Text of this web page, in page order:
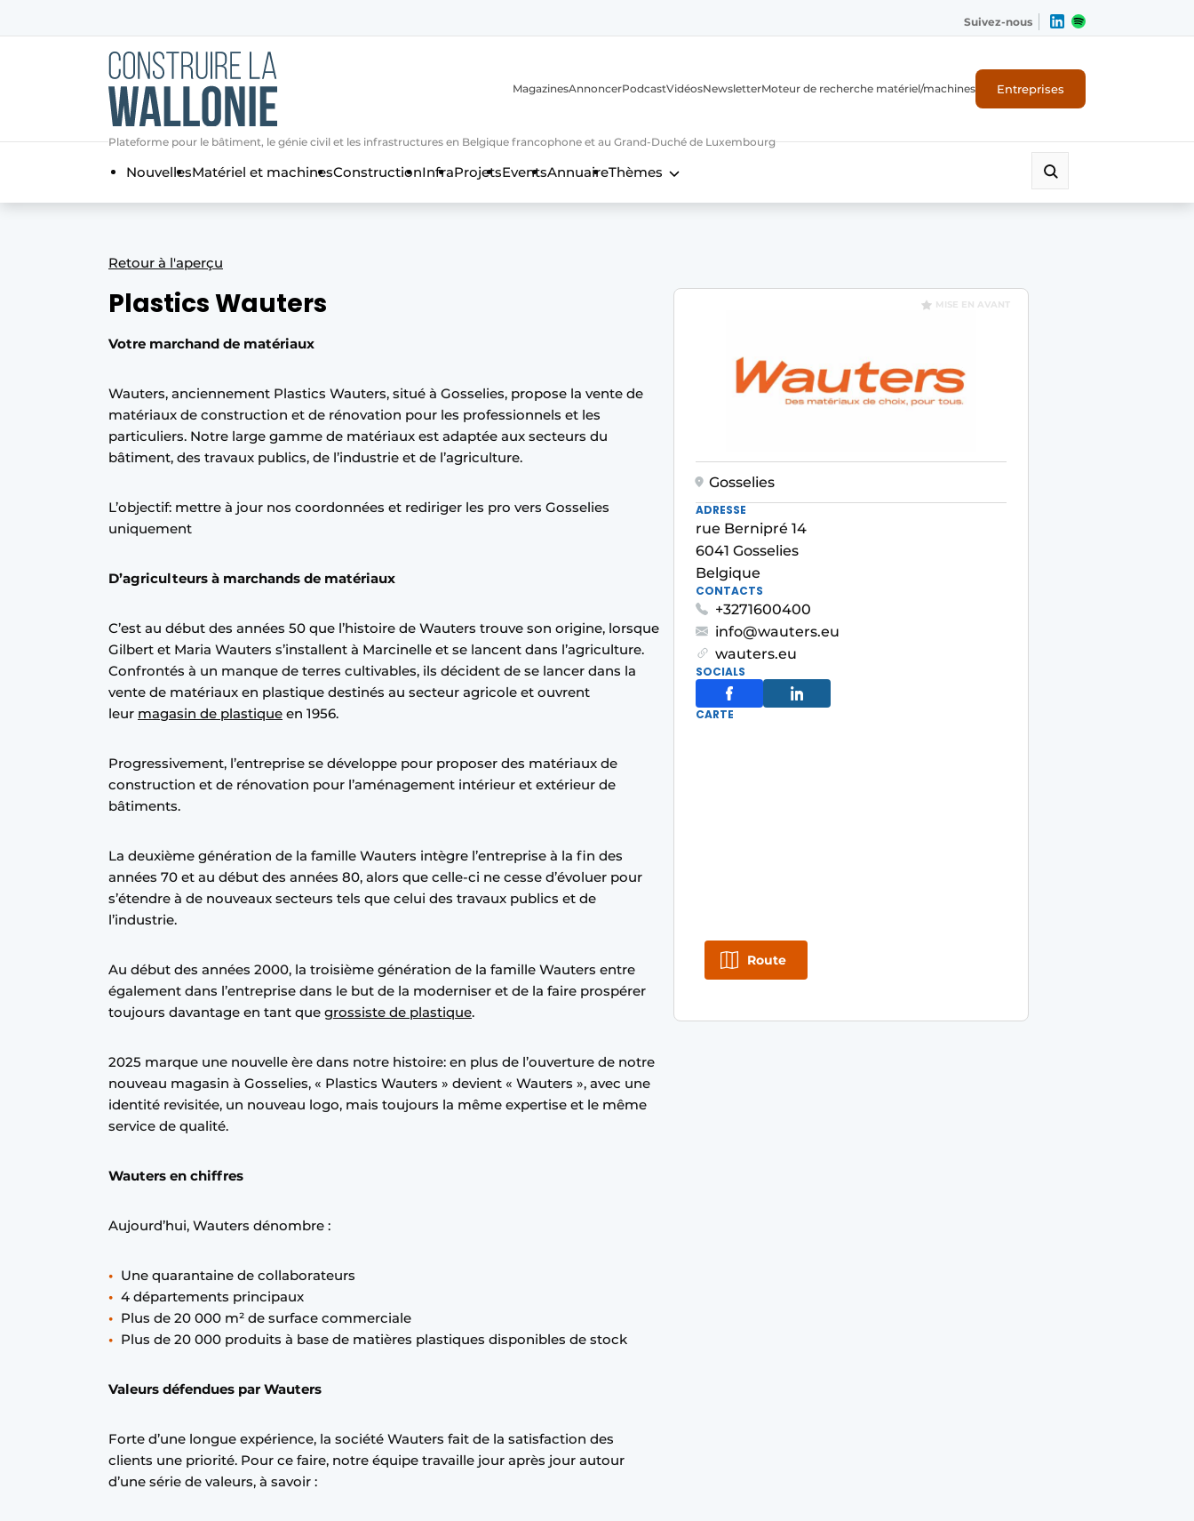
Contact
Contact direct
Emploi
Enregistrer une offre d’emploi
EntreprisesMerci de votre inscription
S’inscrire
Home
Newsletter
Podcasts
S’inscrire
Termes et conditions
Video’s
Suivez-nous
Plateforme pour le bâtiment, le génie civil et les infrastructures en Belgique francophone et au Grand-Duché de Luxembourg
MagazinesAnnoncerPodcastVidéosNewsletterMoteur de recherche matériel/machines Entreprises
NouvellesMatériel et machinesConstructionInfraProjetsEventsAnnuaireThèmes
Retour à l'aperçu
Plastics Wauters
Votre marchand de matériaux
Wauters, anciennement Plastics Wauters, situé à Gosselies, propose la vente de
matériaux de construction et de rénovation pour les professionnels et les
particuliers. Notre large gamme de matériaux est adaptée aux secteurs du
bâtiment, des travaux publics, de l’industrie et de l’agriculture.
L’objectif: mettre à jour nos coordonnées et rediriger les pro vers Gosselies
uniquement
D’agriculteurs à marchands de matériaux
C’est au début des années 50 que l’histoire de Wauters trouve son origine, lorsque
Gilbert et Maria Wauters s’installent à Marcinelle et se lancent dans l’agriculture.
Confrontés à un manque de terres cultivables, ils décident de se lancer dans la
vente de matériaux en plastique destinés au secteur agricole et ouvrent
leur magasin de plastique en 1956.
Progressivement, l’entreprise se développe pour proposer des matériaux de
construction et de rénovation pour l’aménagement intérieur et extérieur de
bâtiments.
La deuxième génération de la famille Wauters intègre l’entreprise à la fin des
années 70 et au début des années 80, alors que celle-ci ne cesse d’évoluer pour
s’étendre à de nouveaux secteurs tels que celui des travaux publics et de
l’industrie.
Au début des années 2000, la troisième génération de la famille Wauters entre
également dans l’entreprise dans le but de la moderniser et de la faire prospérer
toujours davantage en tant que grossiste de plastique.
2025 marque une nouvelle ère dans notre histoire: en plus de l’ouverture de notre
nouveau magasin à Gosselies, « Plastics Wauters » devient « Wauters », avec une
identité revisitée, un nouveau logo, mais toujours la même expertise et le même
service de qualité.
Wauters en chiffres
Aujourd’hui, Wauters dénombre :
Une quarantaine de collaborateurs
4 départements principaux
Plus de 20 000 m² de surface commerciale
Plus de 20 000 produits à base de matières plastiques disponibles de stock
Valeurs défendues par Wauters
Forte d’une longue expérience, la société Wauters fait de la satisfaction des
clients une priorité. Pour ce faire, notre équipe travaille jour après jour autour
d’une série de valeurs, à savoir :
MISE EN AVANT
Gosselies
ADRESSE
rue Bernipré 14
6041 Gosselies
Belgique
CONTACTS
+3271600400
info@wauters.eu
wauters.eu
SOCIALS
CARTE
Route